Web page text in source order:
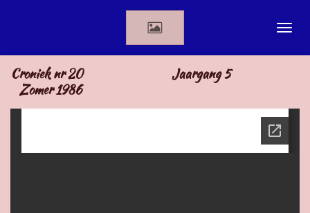
de
hoofdinhoud
Croniek nr 20 Jaargang 5
Zomer 1986